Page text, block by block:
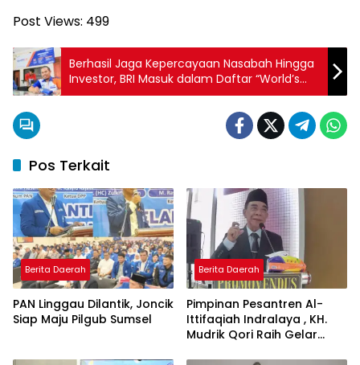
Post Views: 499
Berhasil Jaga Kepercayaan Nasabah Hingga
Investor, BRI Masuk dalam Daftar “World’s
Most Trustworthy Companies 2024”
Pos Terkait
Berita Daerah
PAN Linggau Dilantik, Joncik
Siap Maju Pilgub Sumsel
Berita Daerah
Pimpinan Pesantren Al-
Ittifaqiah Indralaya , KH.
Mudrik Qori Raih Gelar